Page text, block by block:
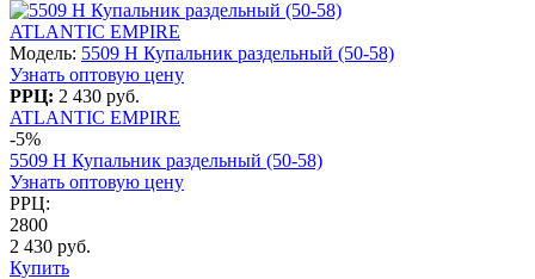
ATLANTIC EMPIRE
Модель: 5509 H Купальник раздельный (50-58)
Узнать оптовую цену
РРЦ: 2 430 руб.
ATLANTIC EMPIRE
-5%
5509 H Купальник раздельный (50-58)
Узнать оптовую цену
РРЦ:
2800
2 430 руб.
Купить